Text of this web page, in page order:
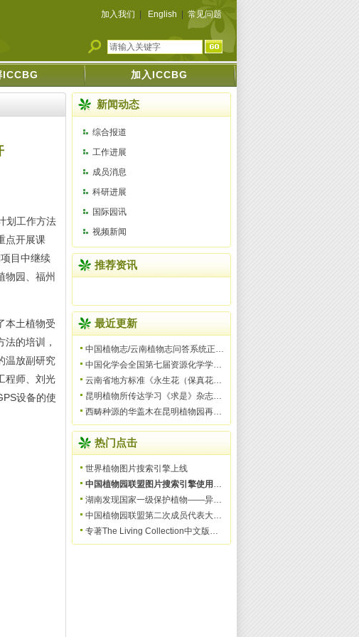
加入我们 English 常见问题
ICCBG 加入ICCBG
划工作方法
点开展课
目中继续
物园、福州
本土植物受
的培训，
温放副研究
程师、刘光
设备的使
新闻动态
综合报道
工作进展
成员消息
科研进展
国际园讯
视频新闻
推荐资讯
最近更新
中国植物志/云南植物志问答系统正式上线服务
中国化学会全国第七届资源化学学术研讨会在昆明举办
云南省地方标准《永生花（保真花）加工技术规范》获批发布实
昆明植物所传达学习《求是》杂志发表习近平总书记重要文
西畴种源的华盖木在昆明植物园再次开花
热门点击
世界植物图片搜索引擎上线
中国植物园联盟图片搜索引擎使用指南
湖南发现国家一级保护植物——异形玉叶金花
中国植物园联盟第二次成员代表大会成功召开
专著The Living Collection中文版将作为资料用于联盟培